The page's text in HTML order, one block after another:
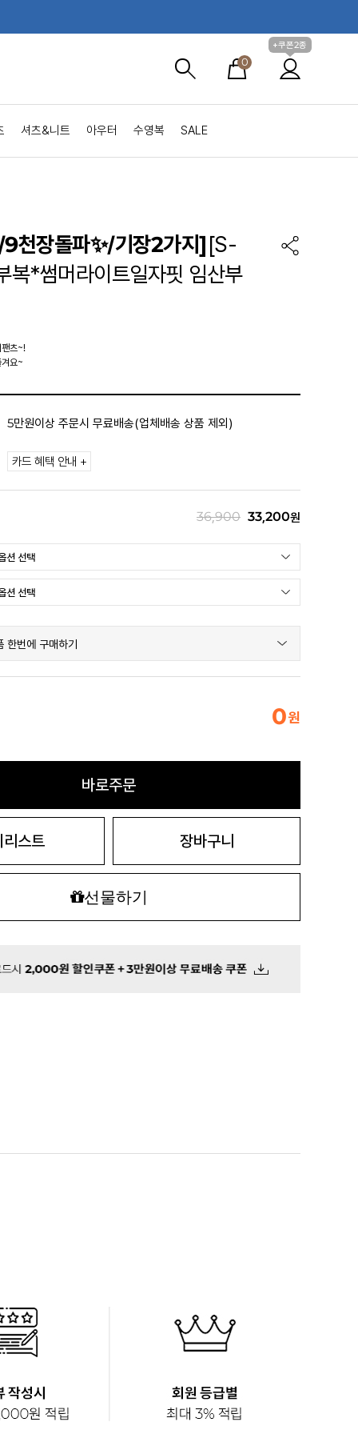
0
+쿠폰2종
셔츠&니트 아우터 수영복 SALE
천장돌파✨/기장2가지][S-
복*썸머라이트일자핏 임산부
팬츠~!
요~
5만원이상 주문시 무료배송(업체배송 상품 제외)
카드 혜택 안내 +
36,900 33,200원
한번에 구매하기
0원
바로주문
리스트 장바구니
선물하기